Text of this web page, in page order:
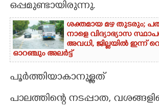
ഒപ്പമുണ്ടായിരുന്നു.
ശക്തമായ മഴ തുടരും;
നാളെ വിദ്യാഭ്യാസ
അവധി,​ ജില്ലയിൽ ഇന്ന്
ഓറഞ്ചും അലർട്ട്
പൂർത്തിയാകാനുള്ളത്
പാലത്തിന്റെ നടപ്പാത,